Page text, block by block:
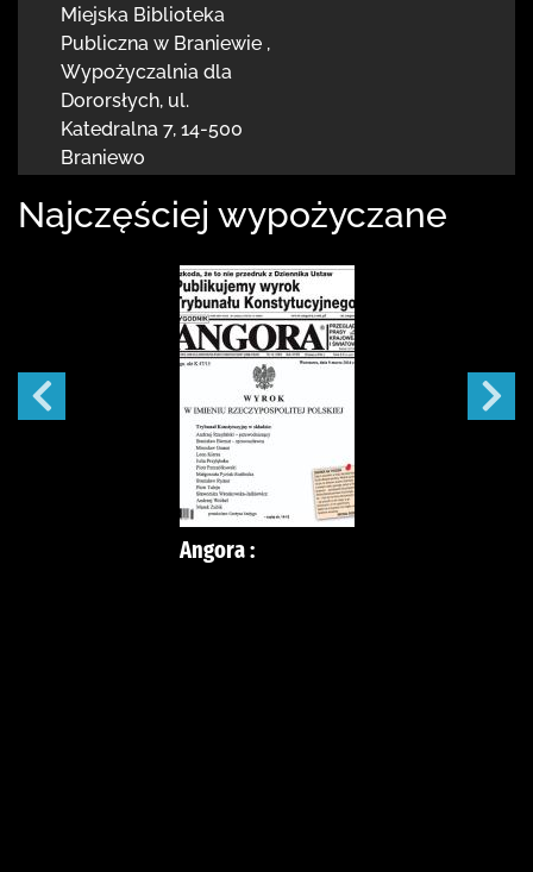
Miejska Biblioteka
Publiczna w Braniewie ,
Wypożyczalnia dla
Dororsłych, ul.
Katedralna 7, 14-500
Braniewo
Najczęściej wypożyczane
Angora :